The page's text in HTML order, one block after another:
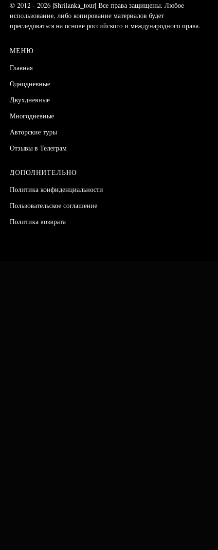
© 2012 - 2026 |Shrilanka_tour| Все права защищены. Любое
использование, либо копирование материалов будет
преследоваться на основе российского и международного права.
МЕНЮ
Главная
Однодневные
Двухдневные
Многодневные
Авторские туры
Отзывы в Телеграм
ДОПОЛНИТЕЛЬНО
Политика конфиденциальности
Пользовательское соглашение
Политика возврата